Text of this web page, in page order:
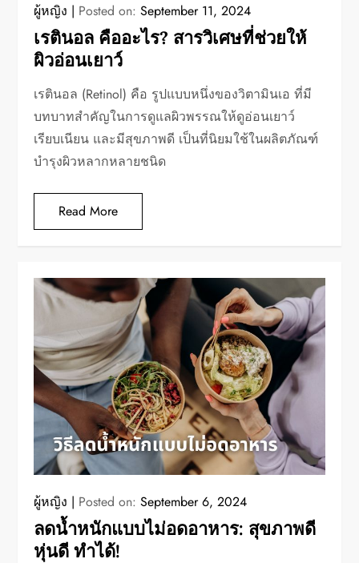
ผู้หญิง Posted on:September 11, 2024
เรตินอล คืออะไร? สารวิเศษที่ช่วยให้
ผิวอ่อนเยาว์
เรตินอล (Retinol) คือ รูปแบบหนึ่งของวิตามินเอ ที่มี
บทบาทสำคัญในการดูแลผิวพรรณให้ดูอ่อนเยาว์
เรียบเนียน และมีสุขภาพดี เป็นที่นิยมใช้ในผลิตภัณฑ์
บำรุงผิวหลากหลายชนิด
Read More
ผู้หญิง Posted on:September 6, 2024
ลดน้ำหนักแบบไม่อดอาหาร: สุขภาพดี
หุ่นดี ทำได้!